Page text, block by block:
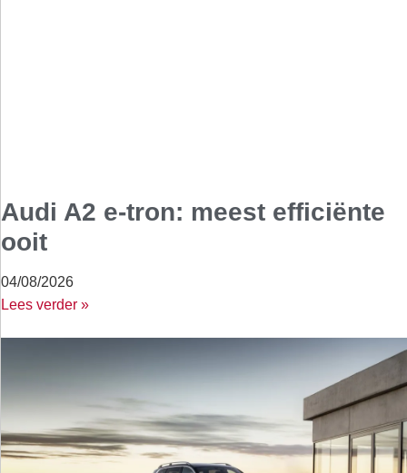
Audi A2 e-tron: meest efficiënte
ooit
04/08/2026
Lees verder »